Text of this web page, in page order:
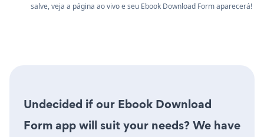
salve, veja a página ao vivo e seu Ebook Download Form aparecerá!
Undecided if our Ebook Download
Form app will suit your needs? We have